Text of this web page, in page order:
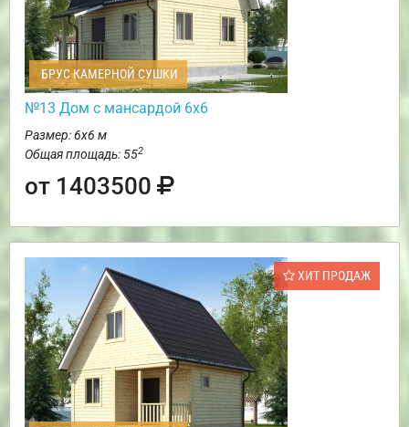
БРУС КАМЕРНОЙ СУШКИ
№13 Дом с мансардой 6х6
Размер: 6х6 м
Общая площадь: 552
от 1403500
ХИТ ПРОДАЖ